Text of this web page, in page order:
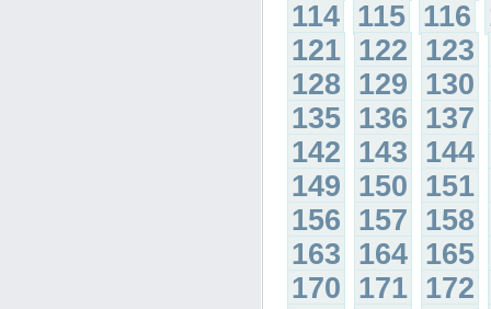
114 115 116
121 122 123
128 129 130
135 136 137
142 143 144
149 150 151
156 157 158
163 164 165
170 171 172